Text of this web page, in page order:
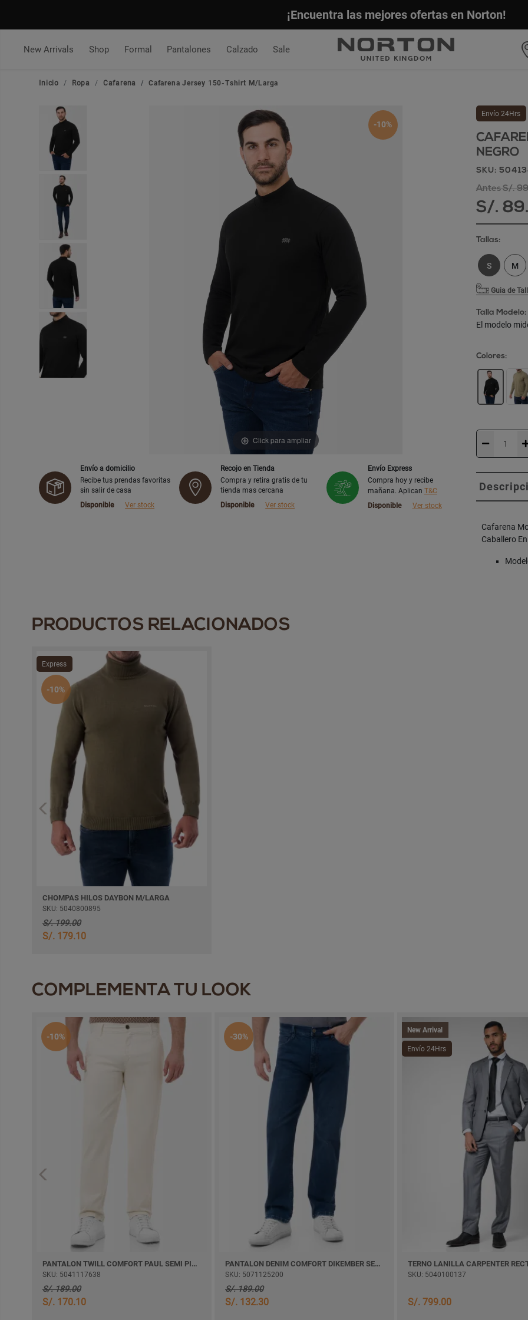
¡Encuentra las mejores ofertas en Norton!
New Arrivals Shop Formal Pantalones Calzado Sale
Inicio Ropa Cafarena Cafarena Jersey 150-Tshirt M/Larga
-10%
Click para ampliar
Envío a domicilio
Recibe tus prendas favoritas
sin salir de casa
Disponible
Ver stock
Recojo en Tienda
Compra y retira gratis de tu
tienda mas cercana
Disponible
Ver stock
Envío Express
Compra hoy y recibe
mañana. Aplican T&C
Disponible
Ver stock
Envío 24Hrs
NEGRO
SKU:
Antes S/.
S/.
Tallas:
S M
Guia de
Talla Modelo:
El modelo
Colores:
Cafarena
Caballero
PRODUCTOS RELACIONADOS
Express
-10%
CHOMPAS HILOS DAYBON M/LARGA
SKU: 5040800895
S/. 199.00
S/. 179.10
COMPLEMENTA TU LOOK
-10%
PANTALON TWILL COMFORT PAUL SEMI PITILLO
SKU: 5041117638
S/. 189.00
S/. 170.10
-30%
PANTALON DENIM COMFORT DIKEMBER SEMI PITILLO
SKU: 5071125200
S/. 189.00
S/. 132.30
New Arrival
Envío 24Hrs
TERNO LANILLA CARPENTER
SKU: 5040100137
S/. 799.00